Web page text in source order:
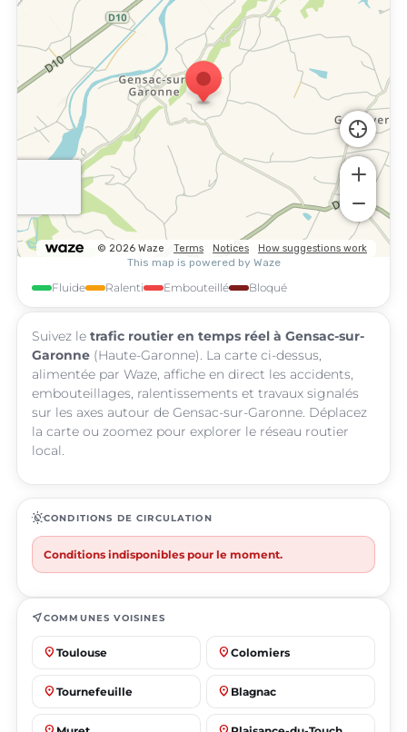
Fluide Ralenti Embouteillé Bloqué
Suivez le trafic routier en temps réel à Gensac-sur-
Garonne (Haute-Garonne). La carte ci-dessus,
alimentée par Waze, affiche en direct les accidents,
embouteillages, ralentissements et travaux signalés
sur les axes autour de Gensac-sur-Garonne. Déplacez
la carte ou zoomez pour explorer le réseau routier
local.
routineCONDITIONS DE CIRCULATION
Conditions indisponibles pour le moment.
near_meCOMMUNES VOISINES
place Toulouse place Colomiers
place Tournefeuille place Blagnac